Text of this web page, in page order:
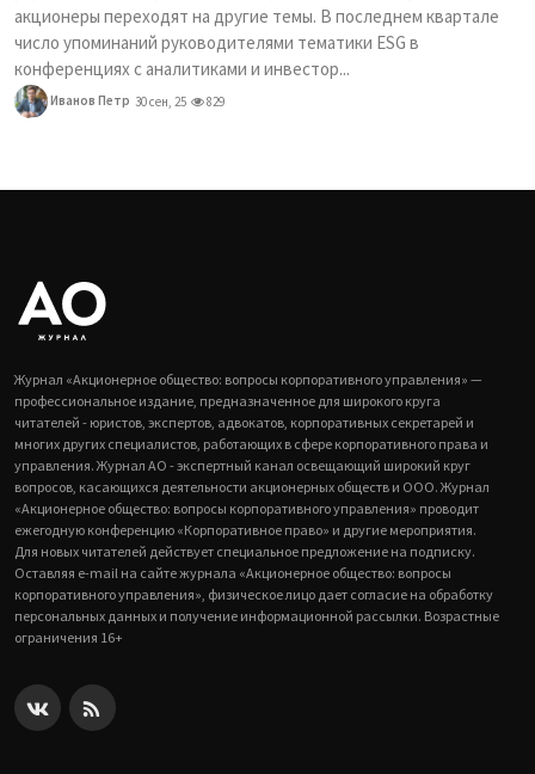
акционеры переходят на другие темы. В последнем квартале
число упоминаний руководителями тематики ESG в
конференциях с аналитиками и инвестор...
Иванов Петр 30 сен, 25 829
Журнал «Акционерное общество: вопросы корпоративного управления» —
профессиональное издание, предназначенное для широкого круга
читателей - юристов, экспертов, адвокатов, корпоративных секретарей и
многих других специалистов, работающих в сфере корпоративного права и
управления. Журнал АО - экспертный канал освещающий широкий круг
вопросов, касающихся деятельности акционерных обществ и ООО. Журнал
«Акционерное общество: вопросы корпоративного управления» проводит
ежегодную конференцию «Корпоративное право» и другие мероприятия.
Для новых читателей действует специальное предложение на подписку.
Оставляя e-mail на сайте журнала «Акционерное общество: вопросы
корпоративного управления», физическое лицо дает согласие на обработку
персональных данных и получение информационной рассылки. Возрастные
ограничения 16+